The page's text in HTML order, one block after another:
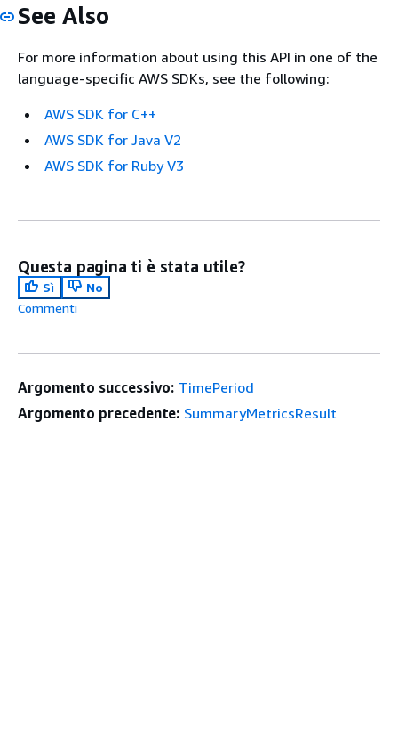
See Also
For more information about using this API in one of the
language-specific AWS SDKs, see the following:
AWS SDK for C++
AWS SDK for Java V2
AWS SDK for Ruby V3
Questa pagina ti è stata utile?
Sì
No
Commenti
Argomento successivo: TimePeriod
Argomento precedente: SummaryMetricsResult